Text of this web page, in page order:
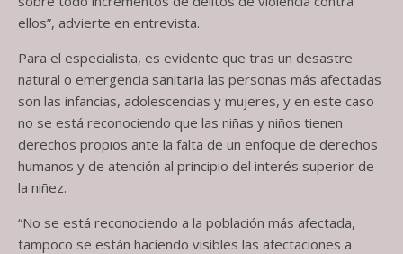
ellos”, advierte en entrevista.
Para el especialista, es evidente que tras un desastre
natural o emergencia sanitaria las personas más afectadas
son las infancias, adolescencias y mujeres, y en este caso
no se está reconociendo que las niñas y niños tienen
derechos propios ante la falta de un enfoque de derechos
humanos y de atención al principio del interés superior de
la niñez.
“No se está reconociendo a la población más afectada,
tampoco se están haciendo visibles las afectaciones a